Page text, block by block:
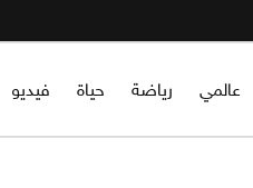
عالمي رياضة حياة فيديو